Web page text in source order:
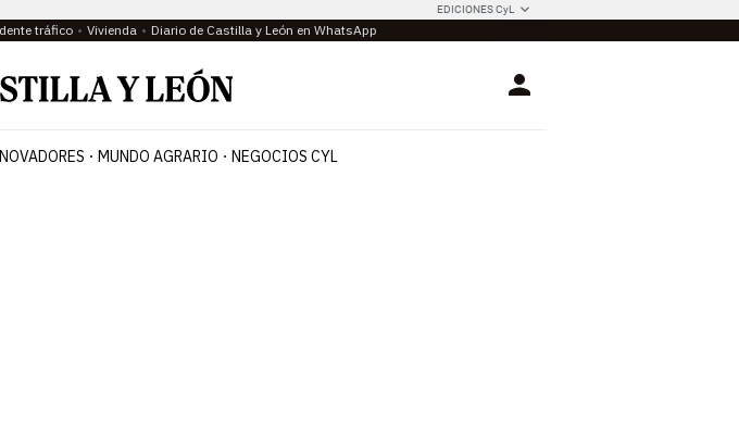
EDICIONES CyL
tráfico Vivienda Diario de Castilla y León en WhatsApp
Login
MUNDO AGRARIO NEGOCIOS CYL